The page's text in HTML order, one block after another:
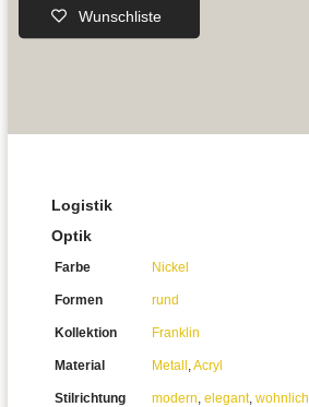
Wunschliste
Logistik
Optik
Farbe Nickel
Formen rund
Kollektion Franklin
Material Metall ,Acryl
Stilrichtung modern, elegant, wohnlich